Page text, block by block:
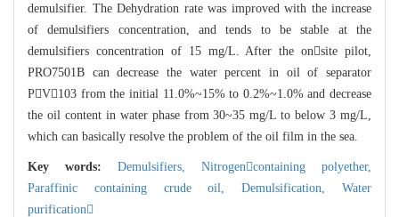
demulsifier. The Dehydration rate was improved with the increase
of demulsifiers concentration, and tends to be stable at the
demulsifiers concentration of 15 mg/L. After the onsite pilot,
PRO7501B can decrease the water percent in oil of separator
PV103 from the initial 11.0%~15% to 0.2%~1.0% and decrease
the oil content in water phase from 30~35 mg/L to below 3 mg/L,
which can basically resolve the problem of the oil film in the sea.
Key words: Demulsifiers, Nitrogencontaining polyether,
Paraffinic containing crude oil,Demulsification,Water
purification